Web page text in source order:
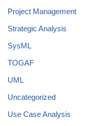
Project Management
Strategic Analysis
SysML
TOGAF
UML
Uncategorized
Use Case Analysis